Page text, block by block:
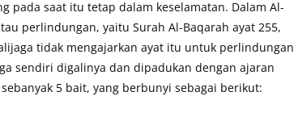
pada saat itu tetap dalam keselamatan. Dalam Al-
perlindungan, yaitu Surah Al-Baqarah ayat 255,
tidak mengajarkan ayat itu untuk perlindungan
sendiri digalinya dan dipadukan dengan ajaran
5 bait, yang berbunyi sebagai berikut: